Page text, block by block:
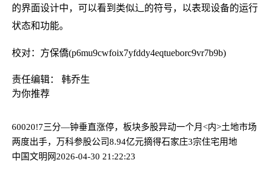
的界面设计中，可以看到类似辶的符号，以表现设备的运行
状态和功能。
校对：方保僑(p6mu9cwfoix7yfddy4eqtueborc9vr7b9b)
责任编辑： 韩乔生
为你推荐
60020!7三分—钟垂直涨停，板块多股异动一个月<内>土地市场
两度出手，万科参股公司8.94亿元摘得石家庄3宗住宅用地
中国文明网2026-04-30 21:22:23